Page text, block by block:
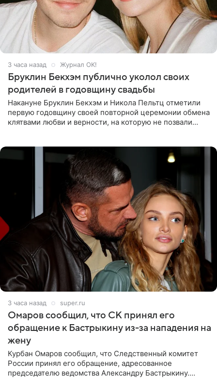
3 часа назад Журнал OK!
Бруклин Бекхэм публично уколол своих
родителей в годовщину свадьбы
Накануне Бруклин Бекхэм и Никола Пельтц отметили
первую годовщину своей повторной церемонии обмена
клятвами любви и верности, на которую не позвали
3 часа назад super.ru
Омаров сообщил, что СК принял его
обращение к Бастрыкину из-за нападения на
жену
Курбан Омаров сообщил, что Следственный комитет
России принял его обращение, адресованное
председателю ведомства Александру Бастрыкину.